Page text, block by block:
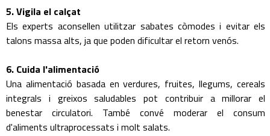
5. Vigila el calçat
Els experts aconsellen utilitzar sabates còmodes i evitar els
talons massa alts, ja que poden dificultar el retorn venós.
6. Cuida l'alimentació
Una alimentació basada en verdures, fruites, llegums, cereals
integrals i greixos saludables pot contribuir a millorar el
benestar circulatori. També convé moderar el consum
d'aliments ultraprocessats i molt salats.